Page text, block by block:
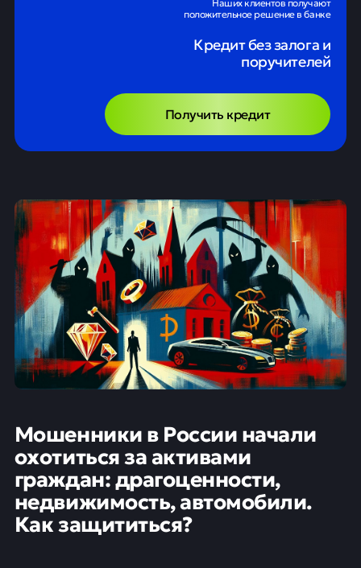
положительное решение в банке
Кредит без залога и
поручителей
Получить кредит
Мошенники в России начали
охотиться за активами
граждан: драгоценности,
недвижимость, автомобили.
Как защититься?